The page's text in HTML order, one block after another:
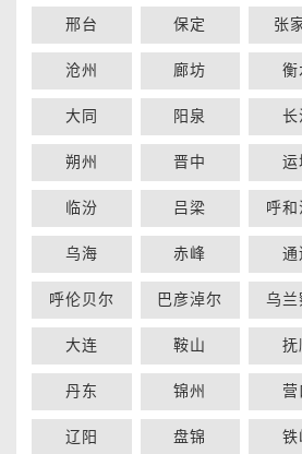
邢台 保定 张
沧州 廊坊 衡
大同 阳泉 长
朔州 晋中 运
临汾 吕梁 呼和
乌海 赤峰 通
呼伦贝尔 巴彦淖尔 乌兰
大连 鞍山 抚
丹东 锦州 营
辽阳 盘锦 铁